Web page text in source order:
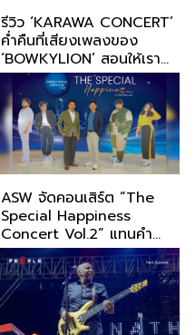
รีวิว ‘KARAWA CONCERT’
ค่ำคืนที่เสียงเพลงของ
‘BOWKYLION’ สอนให้เรา
คารวะตัวเอง
ASW จัดคอนเสิร์ต “The
Special Happiness
Concert Vol.2” แทนคำ
ขอบคุณผู้ถือหุ้นกู้